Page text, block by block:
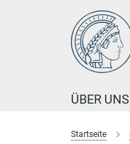
ÜBER UNS
Startseite